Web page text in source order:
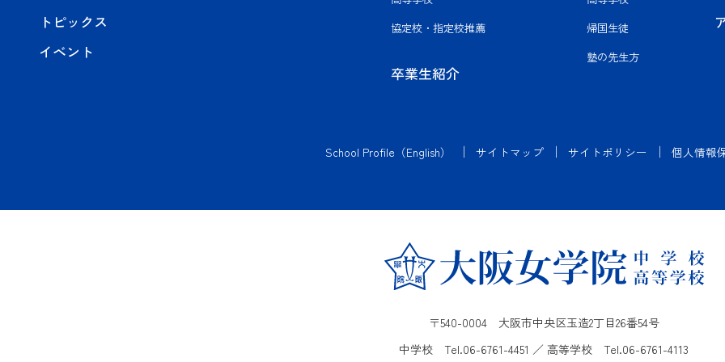
トピックス
イベント
協定校・指定校推薦
卒業生紹介
帰国生徒
塾の先生方
School Profile（English） サイトマップ サイトポリシー 個人情報
〒540-0004 大阪市中央区玉造2丁目26番54号
中学校 Tel.06-6761-4451 ／ 高等学校 Tel.06-6761-4113